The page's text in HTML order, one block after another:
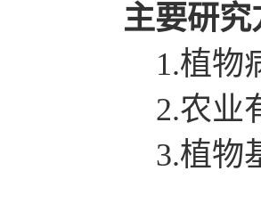
主要研究
1.植物
2.农业
3.植物